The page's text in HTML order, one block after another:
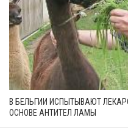
В БЕЛЬГИИ ИСПЫТЫВАЮТ
ОСНОВЕ АНТИТЕЛ ЛАМЫ